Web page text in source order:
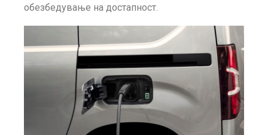
обезбедување на достапност.